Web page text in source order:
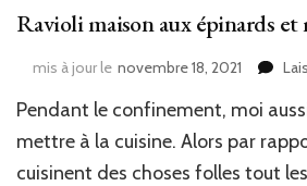
Ravioli maison aux épinards et
mis à jour le novembre 18, 2021
Pendant le confinement, moi
mettre à la cuisine. Alors par
cuisinent des choses folles tout